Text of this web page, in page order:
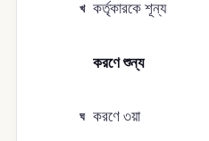
খ কর্তৃকারকে শূন্য
করণে শুন্য
ঘ করণে ৩য়া